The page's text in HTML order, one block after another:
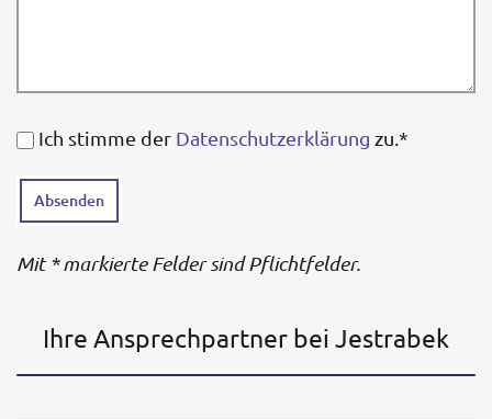
Ich stimme der Datenschutzerklärung zu.*
Mit * markierte Felder sind Pflichtfelder.
Ihre Ansprechpartner bei Jestrabek